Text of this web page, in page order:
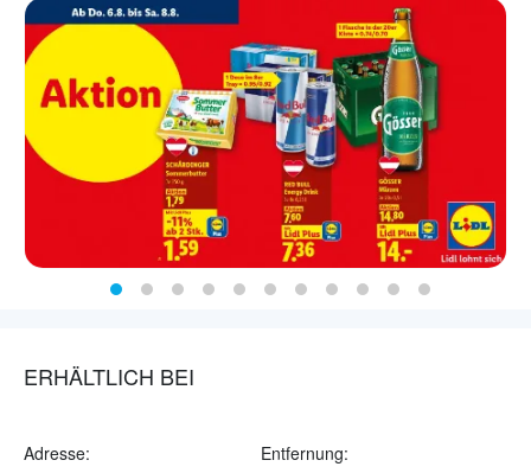
ERHÄLTLICH BEI
Adresse: Entfernung: